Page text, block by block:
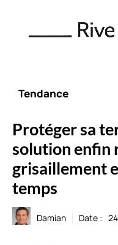
contenu
Tendance
Protéger sa
solution enfin
grisaillement
temps
Damian Date :